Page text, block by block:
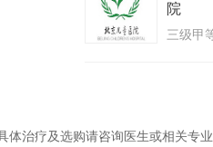
院
三级甲
治疗及选购请咨询医生或相关专业